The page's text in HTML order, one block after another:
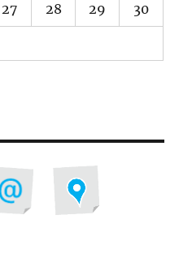
27 28 29 30